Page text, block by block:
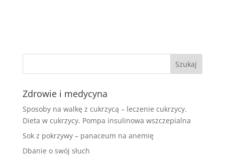
Zdrowie i medycyna
Sposoby na walkę z cukrzycą – leczenie cukrzycy.
Dieta w cukrzycy. Pompa insulinowa wszczepialna
Sok z pokrzywy – panaceum na anemię
Dbanie o swój słuch